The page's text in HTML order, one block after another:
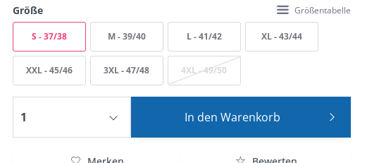
Größe Größentabelle
S - 37/38 M - 39/40 L - 41/42 XL - 43/44
XXL - 45/46 3XL - 47/48 4XL - 49/50
In den Warenkorb